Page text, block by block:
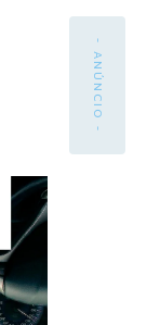
- ANÚNCIO -